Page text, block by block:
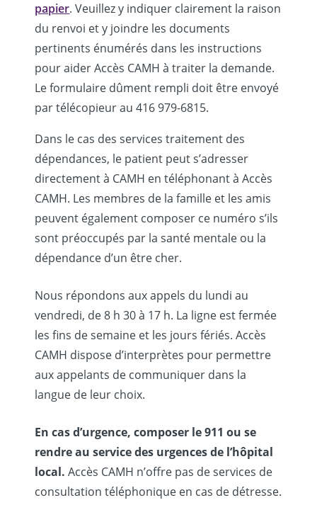
papier. Veuillez y indiquer clairement la raison
du renvoi et y joindre les documents
pertinents énumérés dans les instructions
pour aider Accès CAMH à traiter la demande.
Le formulaire dûment rempli doit être envoyé
par télécopieur au 416 979-6815.
Dans le cas des services traitement des
dépendances, le patient peut s’adresser
directement à CAMH en téléphonant à Accès
CAMH. Les membres de la famille et les amis
peuvent également composer ce numéro s’ils
sont préoccupés par la santé mentale ou la
dépendance d’un être cher.
Nous répondons aux appels du lundi au
vendredi, de 8 h 30 à 17 h. La ligne est fermée
les fins de semaine et les jours fériés. Accès
CAMH dispose d’interprètes pour permettre
aux appelants de communiquer dans la
langue de leur choix.
En cas d’urgence, composer le 911 ou se
rendre au service des urgences de l’hôpital
local. Accès CAMH n’offre pas de services de
consultation téléphonique en cas de détresse.